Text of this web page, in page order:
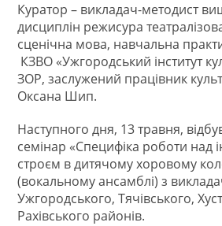
Куратор – викладач-методист
дисциплін режисура
сценічна мова, навчальна
КЗВО «Ужгородський інститут
ЗОР, заслужений працівник
Оксана Шип.
Наступного дня, 13 травня,
семінар «Специфіка роботи над
строєм в дитячому хоровому
(вокальному ансамблі) з
Ужгородського, Тячівського,
Рахівського районів.